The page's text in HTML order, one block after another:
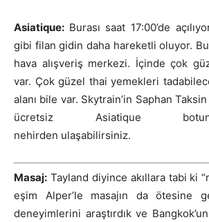
Asiatique: Burası saat 17:00’de
gibi filan gidin daha hareketli oluyor.
hava alışveriş merkezi. İçinde çok
var. Çok güzel thai yemekleri
alanı bile var. Skytrain’in Saphan
ücretsiz Asiatique
nehirden ulaşabilirsiniz.
Masaj: Tayland diyince akıllara tabi ki
eşim Alper’le masajın da ötesine
deneyimlerini araştırdık ve